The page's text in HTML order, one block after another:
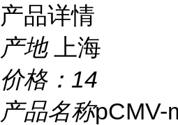
产品详情
产地
上海
价格： 14
产品名称pCMV-